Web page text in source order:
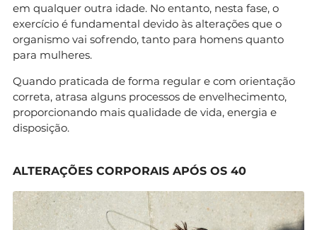
em qualquer outra idade. No entanto, nesta fase, o
exercício é fundamental devido às alterações que o
organismo vai sofrendo, tanto para homens quanto
para mulheres.
Quando praticada de forma regular e com orientação
correta, atrasa alguns processos de envelhecimento,
proporcionando mais qualidade de vida, energia e
disposição.
ALTERAÇÕES CORPORAIS APÓS OS 40